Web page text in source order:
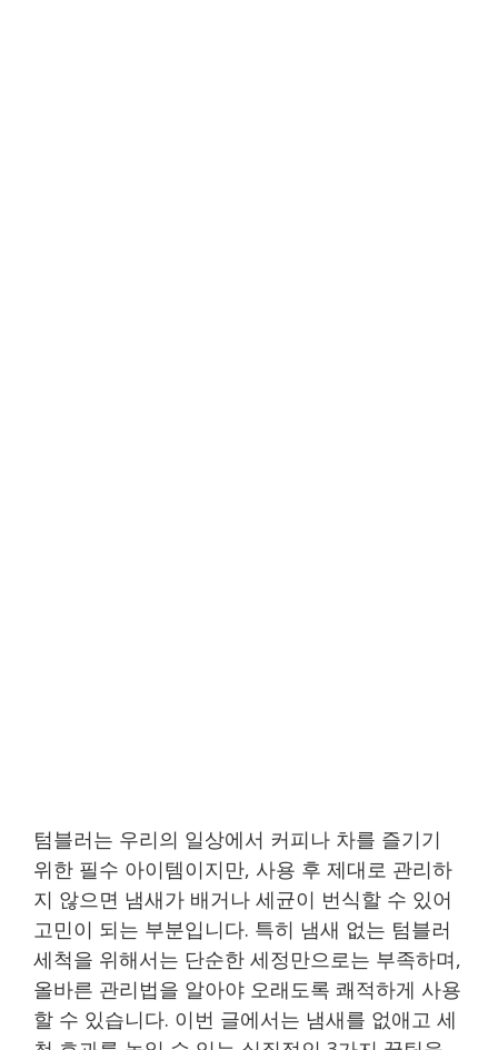
텀블러는 우리의 일상에서 커피나 차를 즐기기
위한 필수 아이템이지만, 사용 후 제대로 관리하
지 않으면 냄새가 배거나 세균이 번식할 수 있어
고민이 되는 부분입니다. 특히 냄새 없는 텀블러
세척을 위해서는 단순한 세정만으로는 부족하며,
올바른 관리법을 알아야 오래도록 쾌적하게 사용
할 수 있습니다. 이번 글에서는 냄새를 없애고 세